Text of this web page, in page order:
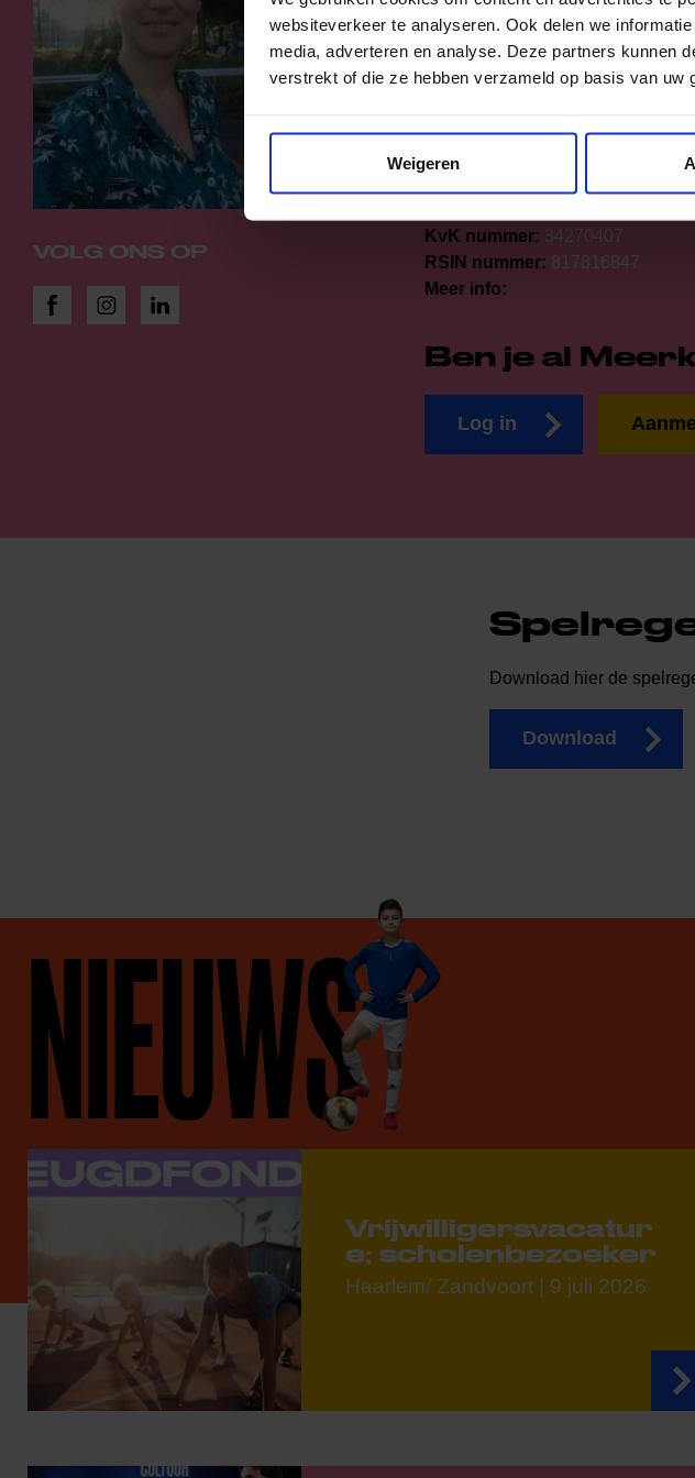
websiteverkeer te analyseren. Ook delen we
media, adverteren en analyse. Deze partners kunnen
verstrekt of die ze hebben verzameld op basis van uw
Weigeren
VOLG ONS OP
Telefoon: 06-43121900
naar;
Aanwezig:We zijn telefonisch
12 tot 16 uur.* Stuur je ons een e-
KvK nummer: 34270407
RSIN nummer: 817816847
Meer info:
Ben je al
Log in
Download hier de
Download
NIEUWS
Vrijwilligersvacatur
e; scholenbezoeker
Haarlem/ Zandvoort | 9 juli 2026